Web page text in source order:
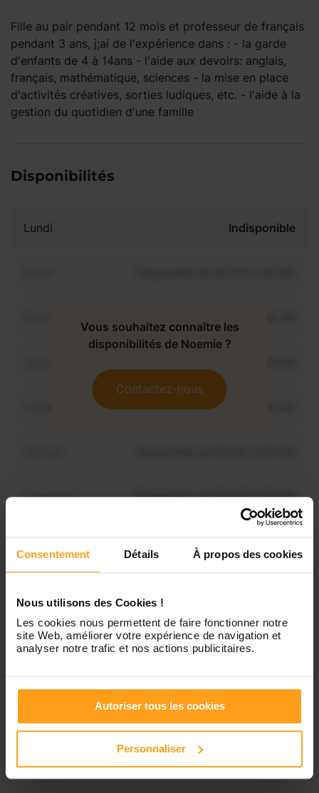
Consentement Détails À propos des cookies
Nous utilisons des Cookies !
Les cookies nous permettent de faire fonctionner notre
site Web, améliorer votre expérience de navigation et
analyser notre trafic et nos actions publicitaires.
Autoriser tous les cookies
Personnaliser
Fille au pair pendant 12 mois et professeur de français
pendant 3 ans, j;ai de l'expérience dans : - la garde
d'enfants de 4 à 14ans - l'aide aux devoirs: anglais,
français, mathématique, sciences - la mise en place
d'activités créatives, sorties ludiques, etc. - l'aide à la
gestion du quotidien d'une famille
Disponibilités
Lundi Indisponible
Disponible de 00:00 à 00:00
Dimanche Disponible de 00:00 à 00:00
Vous souhaitez connaître les
disponibilités de Noemie ?
Contactez-nous
Ces profils pourraient vous intéresser
Babysitters proches de
Foix